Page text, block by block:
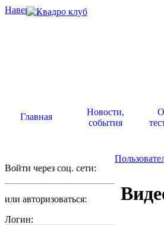
Наверх .
Главная
Новости,
события
Войти через соц. сети:
или авторизоваться:
Логин: